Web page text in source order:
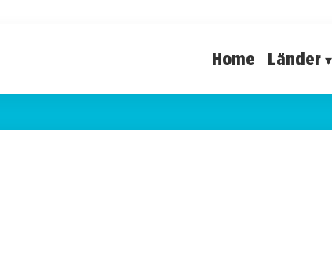
Home Länder